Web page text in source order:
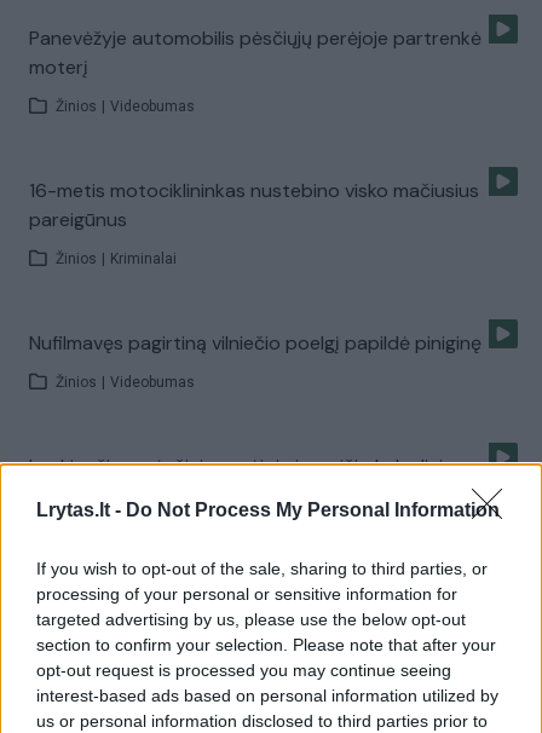
Lrytas.lt - Do Not Process My Personal Information
If you wish to opt-out of the sale, sharing to third parties, or
processing of your personal or sensitive information for
targeted advertising by us, please use the below opt-out
section to confirm your selection. Please note that after your
opt-out request is processed you may continue seeing
interest-based ads based on personal information utilized by
us or personal information disclosed to third parties prior to
Panevėžyje automobilis pėsčiųjų perėjoje partrenkė
moterį
Žinios Videobumas
16-metis motociklininkas nustebino visko mačiusius
pareigūnus
Žinios Kriminalai
Nufilmavęs pagirtiną vilniečio poelgį papildė piniginę
Žinios Videobumas
Lenkiančiam pėsčiųjų perėjoje ir greičio kalneliai
Studentę perėjoje pražudžiusi Ieva Kazlaitė teistumo
neišvengė
Žinios | Kriminalai